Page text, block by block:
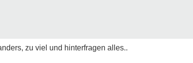
zu viel und hinterfragen alles..